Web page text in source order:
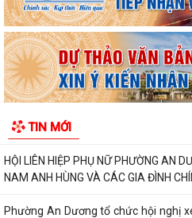
TIN MỚI
THÔNG BÁO CÔNG KHAI ĐƯỜNG
GIÁC HÀNH VI KINH DOANH HÀNG
PHƯỜNG AN DƯƠNG THÔNG BÁO
DÂY NÓNG VÀ TRANG FACEBOOK
VIỆC GIAO ĐẤT Ở TÁI ĐỊNH CƯ
HỘI LIÊN HIỆP PHỤ NỮ PHƯỜNG AN
NAM ANH HÙNG VÀ CÁC GIA ĐÌNH
Phường An Dương tổ chức hội nghị